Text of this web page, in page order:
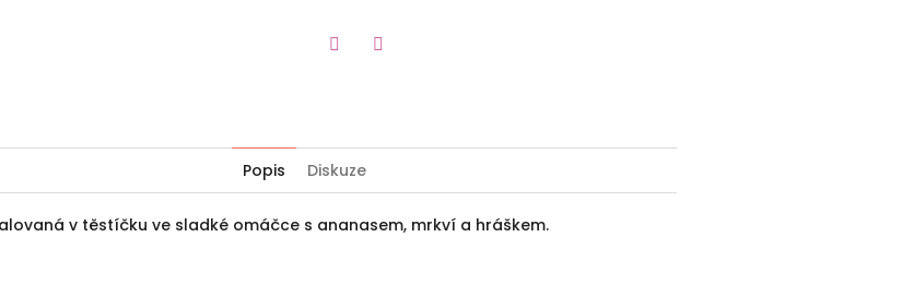
Popis Diskuze
v těstíčku ve sladké omáčce s ananasem, mrkví a hráškem.